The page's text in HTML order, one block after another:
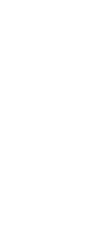
DIT PROBLEM?